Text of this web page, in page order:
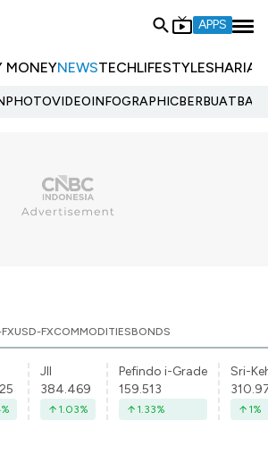
APPS
MONEYNEWSTECHLIFESTYLESHARIA
PHOTOVIDEOINFOGRAPHIC
USD-FXCOMMODITIESBONDS
%
JII
384.469
1.03%
Pefindo i-Grade
159.513
1.33%
Sri-
1%